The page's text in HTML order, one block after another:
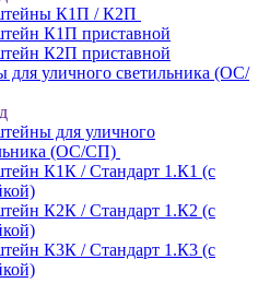
К1П / К2П
К1П приставной
К2П приставной
уличного светильника (ОС/
для уличного
(ОС/СП)
К1К / Стандарт 1.К1 (с
К2К / Стандарт 1.К2 (с
К3К / Стандарт 1.К3 (с